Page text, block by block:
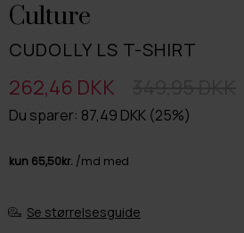
Culture
CUDOLLY LS T-SHIRT
Du sparer: 87,49 DKK (25%)
262,46 DKK
Se størrelsesguide